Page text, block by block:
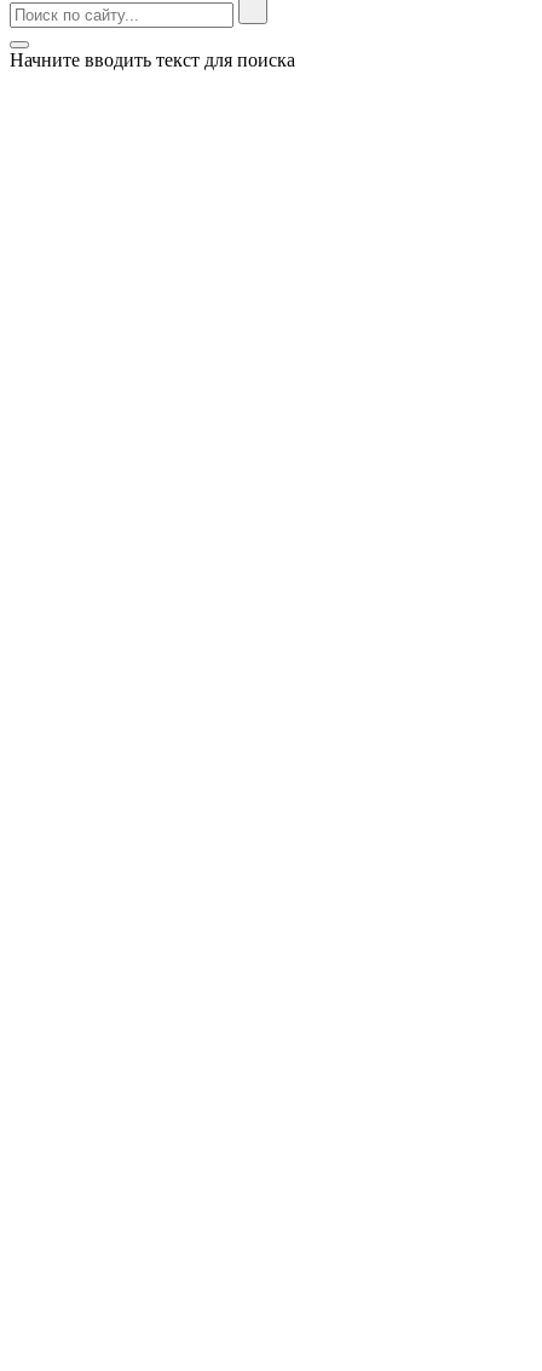
Начните вводить текст для поиска